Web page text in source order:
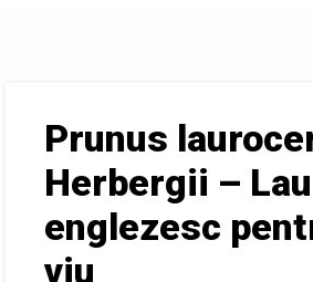
Prunus
Herbergii –
englezesc
viu